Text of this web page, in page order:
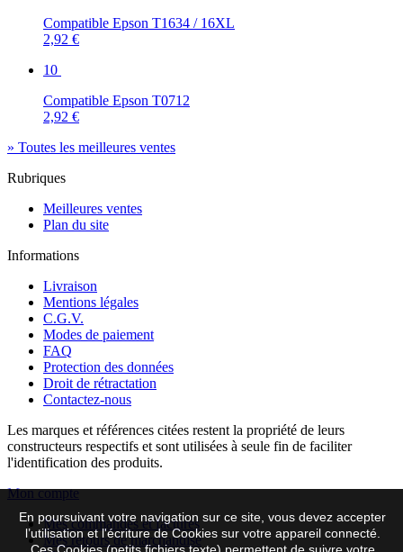
Compatible Epson T1634 / 16XL
2,92 €
10
Compatible Epson T0712
2,92 €
» Toutes les meilleures ventes
Rubriques
Meilleures ventes
Plan du site
Informations
Livraison
Mentions légales
C.G.V.
Modes de paiement
FAQ
Protection des données
Droit de rétractation
Contactez-nous
Les marques et références citées restent la propriété de leurs
constructeurs respectifs et sont utilisées à seule fin de faciliter
l'identification des produits.
Mon compte
Mes commandes et factures
Mes retours de marchandise
En poursuivant votre navigation sur ce site, vous devez accepter
l’utilisation et l'écriture de Cookies sur votre appareil connecté.